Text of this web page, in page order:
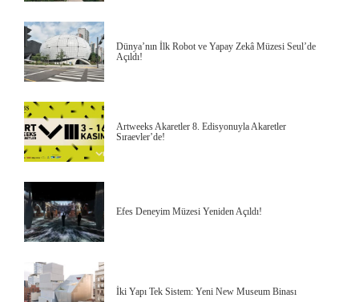
Dünya’nın İlk Robot ve Yapay Zekâ Müzesi Seul’de
Açıldı!
Artweeks Akaretler 8. Edisyonuyla Akaretler
Sıraevler’de!
Efes Deneyim Müzesi Yeniden Açıldı!
İki Yapı Tek Sistem: Yeni New Museum Binası